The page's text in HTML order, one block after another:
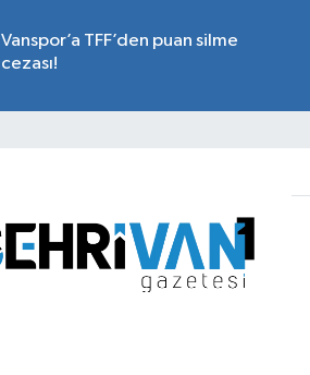
Vanspor’a TFF’den puan silme
cezası!